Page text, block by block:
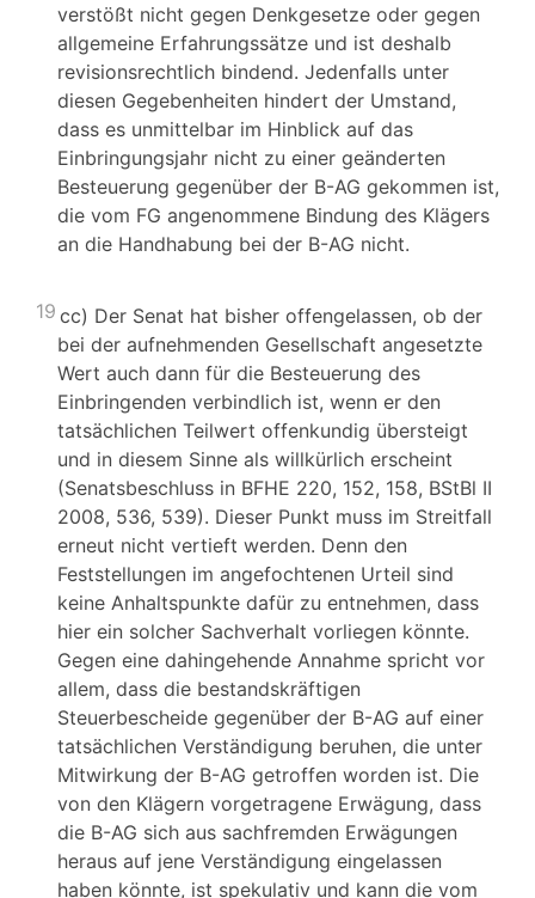
verstößt nicht gegen Denkgesetze oder gegen
allgemeine Erfahrungssätze und ist deshalb
revisionsrechtlich bindend. Jedenfalls unter
diesen Gegebenheiten hindert der Umstand,
dass es unmittelbar im Hinblick auf das
Einbringungsjahr nicht zu einer geänderten
Besteuerung gegenüber der B-AG gekommen ist,
die vom FG angenommene Bindung des Klägers
an die Handhabung bei der B-AG nicht.
19 cc) Der Senat hat bisher offengelassen, ob der
bei der aufnehmenden Gesellschaft angesetzte
Wert auch dann für die Besteuerung des
Einbringenden verbindlich ist, wenn er den
tatsächlichen Teilwert offenkundig übersteigt
und in diesem Sinne als willkürlich erscheint
(Senatsbeschluss in BFHE 220, 152, 158, BStBl II
2008, 536, 539). Dieser Punkt muss im Streitfall
erneut nicht vertieft werden. Denn den
Feststellungen im angefochtenen Urteil sind
keine Anhaltspunkte dafür zu entnehmen, dass
hier ein solcher Sachverhalt vorliegen könnte.
Gegen eine dahingehende Annahme spricht vor
allem, dass die bestandskräftigen
Steuerbescheide gegenüber der B-AG auf einer
tatsächlichen Verständigung beruhen, die unter
Mitwirkung der B-AG getroffen worden ist. Die
von den Klägern vorgetragene Erwägung, dass
die B-AG sich aus sachfremden Erwägungen
heraus auf jene Verständigung eingelassen
haben könnte, ist spekulativ und kann die vom